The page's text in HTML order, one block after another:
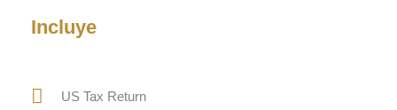
Incluye
US Tax Return